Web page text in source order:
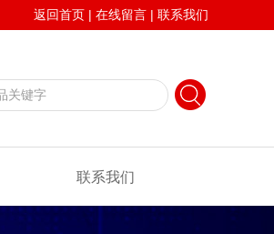
返回首页 | 在线留言 | 联系我们
联系我们